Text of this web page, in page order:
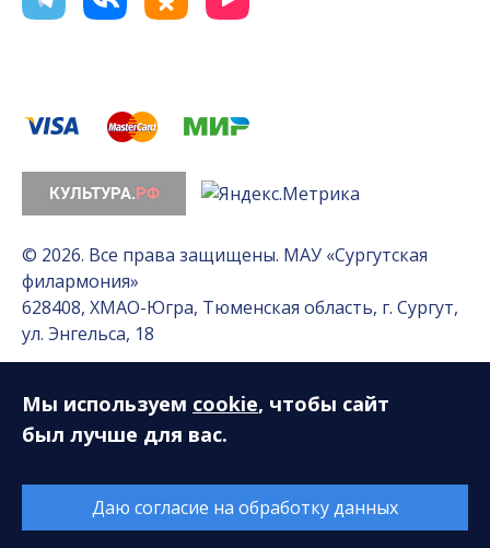
© 2026. Все права защищены. МАУ «Сургутская
филармония»
628408, ХМАО-Югра, Тюменская область, г. Сургут,
ул. Энгельса, 18
Разработка сайта — Интернет-лаборатория
«Делиссимо»
Обслуживание сайта —А1 Интернет-Эксперт
Мы используем cookie, чтобы сайт
был лучше для вас.
Даю согласие на обработку данных